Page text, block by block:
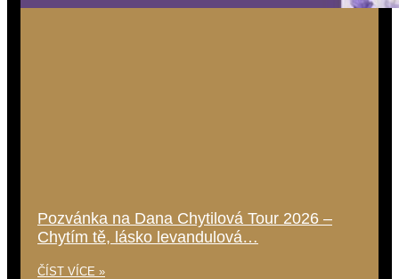
Pozvánka na Dana Chytilová Tour 2026 –
Chytím tě, lásko levandulová…
ČÍST VÍCE »